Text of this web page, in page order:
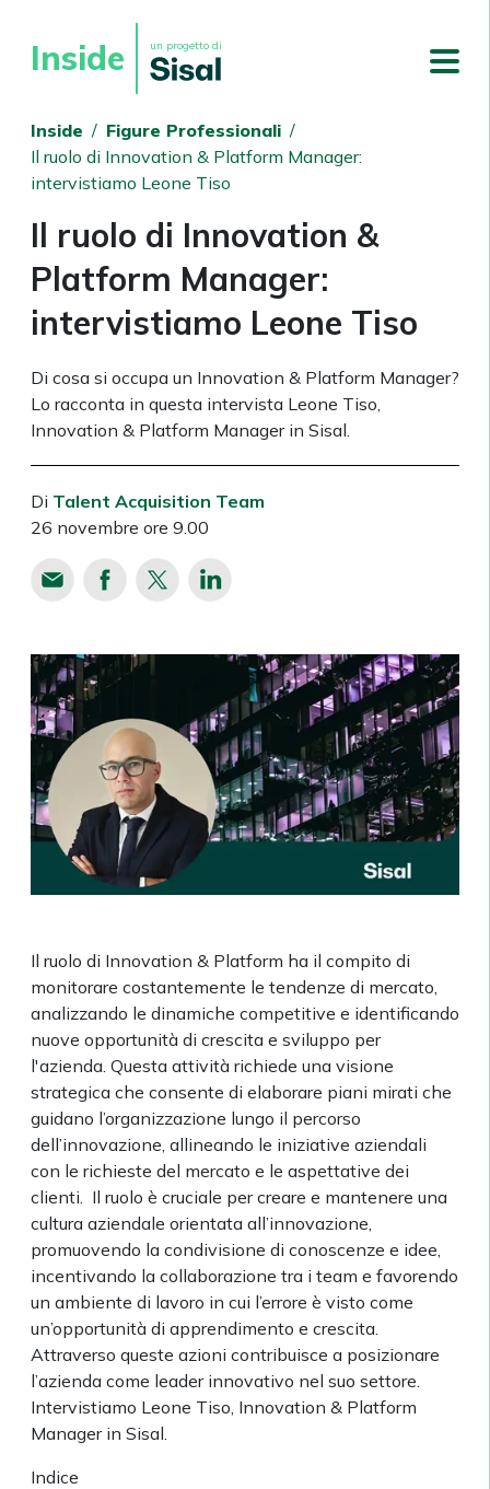
Inside un progetto di
Inside / Figure Professionali /
Il ruolo di Innovation & Platform Manager:
intervistiamo Leone Tiso
Il ruolo di Innovation &
Platform Manager:
intervistiamo Leone Tiso
Di cosa si occupa un Innovation & Platform Manager?
Lo racconta in questa intervista Leone Tiso,
Innovation & Platform Manager in Sisal.
Di Talent Acquisition Team
26 novembre ore 9.00
Il ruolo di Innovation & Platform ha il compito di
monitorare costantemente le tendenze di mercato,
analizzando le dinamiche competitive e identificando
nuove opportunità di crescita e sviluppo per
l'azienda. Questa attività richiede una visione
strategica che consente di elaborare piani mirati che
guidano l’organizzazione lungo il percorso
dell’innovazione, allineando le iniziative aziendali
con le richieste del mercato e le aspettative dei
clienti. Il ruolo è cruciale per creare e mantenere una
cultura aziendale orientata all’innovazione,
promuovendo la condivisione di conoscenze e idee,
incentivando la collaborazione tra i team e favorendo
un ambiente di lavoro in cui l’errore è visto come
un’opportunità di apprendimento e crescita.
Attraverso queste azioni contribuisce a posizionare
l’azienda come leader innovativo nel suo settore.
Intervistiamo Leone Tiso, Innovation & Platform
Manager in Sisal.
Indice